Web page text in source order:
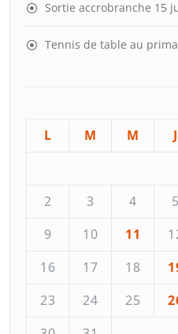
Sortie accrobranche 15
Tennis de table au
L M M J
2
3 4 5
9
10 11
16
17 18
23
24 25